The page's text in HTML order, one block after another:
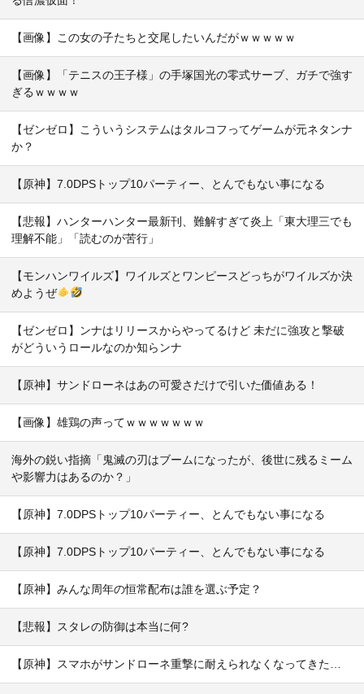
【画像】この女の子たちと交尾したいんだがｗｗｗｗｗ
【画像】「テニスの王子様」の手塚国光の零式サーブ、ガチで強す
ぎるｗｗｗｗ
【ゼンゼロ】こういうシステムはタルコフってゲームが元ネタンナ
か？
【原神】7.0DPSトップ10パーティー、とんでもない事になる
【悲報】ハンターハンター最新刊、難解すぎて炎上「東大理三でも
理解不能」「読むのが苦行」
【モンハンワイルズ】ワイルズとワンピースどっちがワイルズか決
めようぜ
【ゼンゼロ】ンナはリリースからやってるけど 未だに強攻と撃破
がどういうロールなのか知らンナ
【原神】サンドローネはあの可愛さだけで引いた価値ある！
【画像】雄鶏の声ってｗｗｗｗｗｗｗ
海外の鋭い指摘「鬼滅の刃はブームになったが、後世に残るミーム
や影響力はあるのか？」
【原神】7.0DPSトップ10パーティー、とんでもない事になる
【原神】7.0DPSトップ10パーティー、とんでもない事になる
【原神】みんな周年の恒常配布は誰を選ぶ予定？
【悲報】スタレの防御は本当に何?
【原神】スマホがサンドローネ重撃に耐えられなくなってきた…